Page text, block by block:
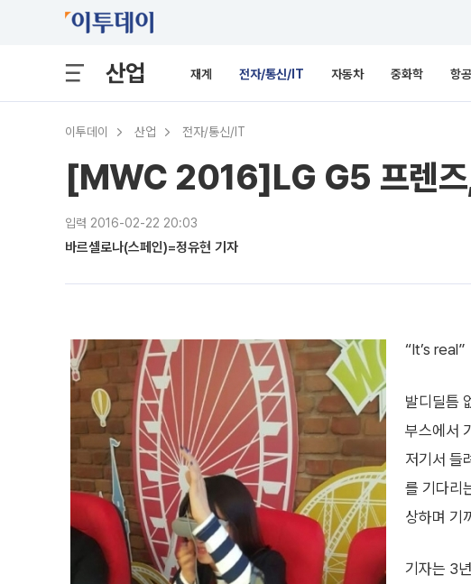
산업 재계 전자/통신/IT 자동차 중화학 항
이투데이 산업 전자/통신/IT
[MWC 2016]LG G5 프렌즈
입력 2016-02-22 20:03
바르셀로나(스페인)=정유현 기자
“It’s real”
발디딜틈
부스에서
저기서 들
를 기다리
상하며 기
기자는 3